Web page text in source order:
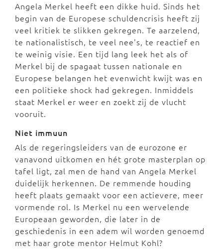
Angela Merkel heeft een dikke huid. Sinds het
begin van de Europese schuldencrisis heeft zij
veel kritiek te slikken gekregen. Te aarzelend,
te nationalistisch, te veel nee's, te reactief en
te weinig visie. Een tijd lang leek het als of
Merkel bij de spagaat tussen nationale en
Europese belangen het evenwicht kwijt was en
een politieke shock had gekregen. Inmiddels
staat Merkel er weer en zoekt zij de vlucht
vooruit.
Niet immuun
Als de regeringsleiders van de eurozone er
vanavond uitkomen en hét grote masterplan op
tafel ligt, zal men de hand van Angela Merkel
duidelijk herkennen. De remmende houding
heeft plaats gemaakt voor een actievere, meer
vormende rol. Is Merkel nu een wervelende
Europeaan geworden, die later in de
geschiedenis in een adem wil worden genoemd
met haar grote mentor Helmut Kohl?